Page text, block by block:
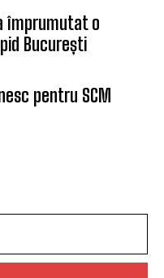
împrumutat o
București
pentru SCM